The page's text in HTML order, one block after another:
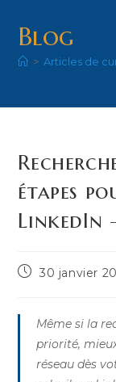
Blog
> Articles de
étapes
LinkedIn
Publication
30 janvier
Même si la
priorité,
réseau dès